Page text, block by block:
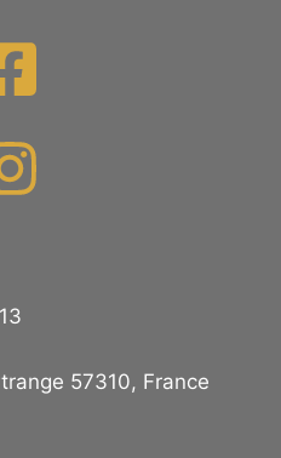
57310, France